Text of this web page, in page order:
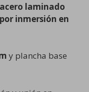
acero laminado
inmersión en
y plancha base